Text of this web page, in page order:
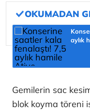
aylık
Gemilerin sac
blok koyma töreni